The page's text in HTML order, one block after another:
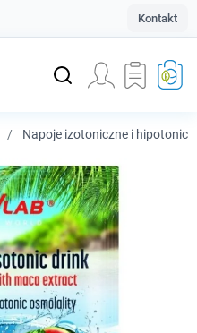
Kontakt
Napoje izotoniczne i